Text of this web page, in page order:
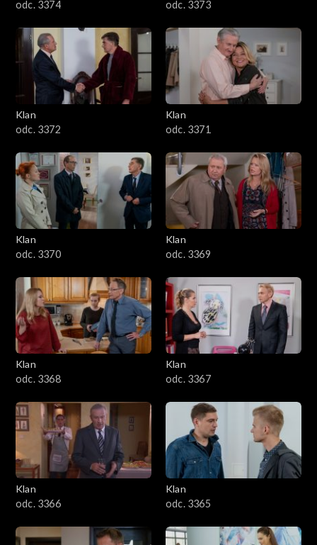
odc. 3374 odc. 3373
Klan
odc. 3372
Klan
odc. 3371
Klan
odc. 3370
Klan
odc. 3369
Klan
odc. 3368
Klan
odc. 3367
Klan
odc. 3366
Klan
odc. 3365